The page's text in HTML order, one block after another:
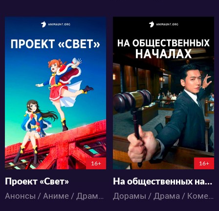
9401
7 0
122:3:50:42
16+
Проект «Свет»
Анонсы / Аниме / Драма / Музыка / Школа
19529
19 7
16+
На общественных началах
Дорамы / Драма / Комедия